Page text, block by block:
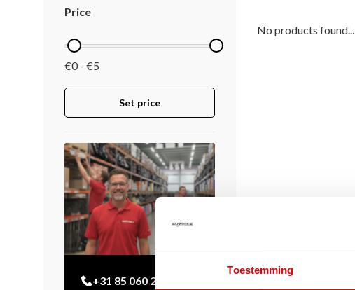
Toestemming
Price
€0 - €5
Set price
+31 85 060 20 99
No products found...